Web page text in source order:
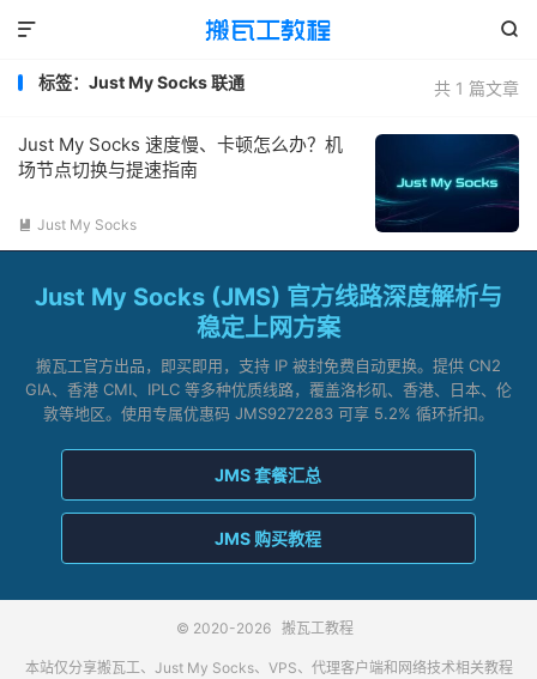


共 1 篇文章
标签：Just My Socks 联通
Just My Socks 速度慢、卡顿怎么办？机
场节点切换与提速指南
 Just My Socks
Just My Socks (JMS) 官方线路深度解析与
稳定上网方案
搬瓦工官方出品，即买即用，支持 IP 被封免费自动更换。提供 CN2
GIA、香港 CMI、IPLC 等多种优质线路，覆盖洛杉矶、香港、日本、伦
敦等地区。使用专属优惠码 JMS9272283 可享 5.2% 循环折扣。
JMS 套餐汇总
JMS 购买教程
© 2020-2026 搬瓦工教程
本站仅分享搬瓦工、Just My Socks、VPS、代理客户端和网络技术相关教程